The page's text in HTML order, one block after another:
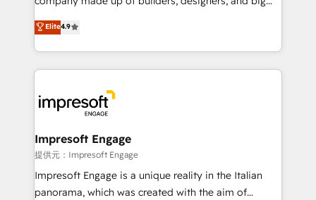
Platform Migration Excellence. • Top 3 Partner of the
Year LATAM 2022, 2023, 2024, 2025. • Partner of the
business with HubSpot? Let Cebra’s experts help
you grow faster, smarter, and with impact.
thinkers. We blend strategy, design, and
development—always fueled by curiosity—to turn
ideas, opportunities, and challenges into meaningful
experiences. To us, technology is more than just
and—most importantly—simple. That’s why we lean
into bold ideas and shape them into thoughtful
products and strategies that actually make a
difference.
Elite4.9
Impresoft Engage
提供元：Impresoft Engage
Impresoft Engage is a unique reality in the Italian
panorama, which was created with the aim of